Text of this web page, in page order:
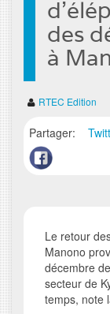
des
à
RTEC Edition
Partager:
Le retour
Manono
décembre
secteur de
temps, note